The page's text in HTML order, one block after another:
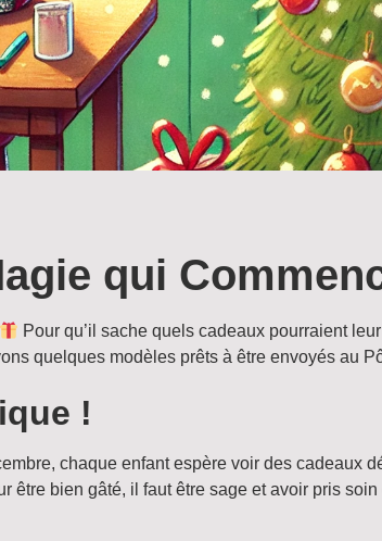
qui
Pour qu’il sache quels cadeaux pourraient
quelques modèles prêts à être envoyés au
!
chaque enfant espère voir des cadeaux
être bien gâté, il faut être sage et avoir pris soin